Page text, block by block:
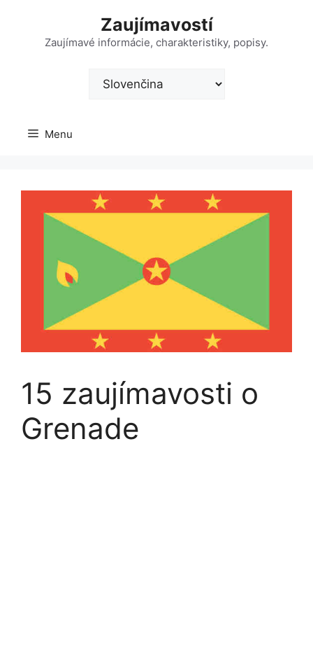
Zaujímavostí
Zaujímavé informácie, charakteristiky, popisy.
Vyberte
jazyk
Menu
15 zaujímavosti o
Grenade